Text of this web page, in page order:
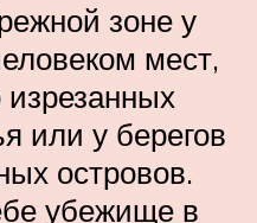
зоне у
мест,
или у берегов
островов.
убежище в